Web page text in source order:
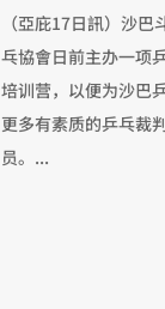
（亞庇17日訊）沙巴
乓協會日前主办一项
培训营，以便为沙巴
更多有素质的乒乓裁
员。...